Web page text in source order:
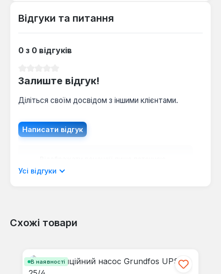
Відгуки та питання
0 з 0 відгуків
Залиште відгук!
Діліться своїм досвідом з іншими клієнтами.
Написати відгук
мовою.
Відгуків не знайдено. Поділіться
Усі відгуки
Схожі товари
В наявності